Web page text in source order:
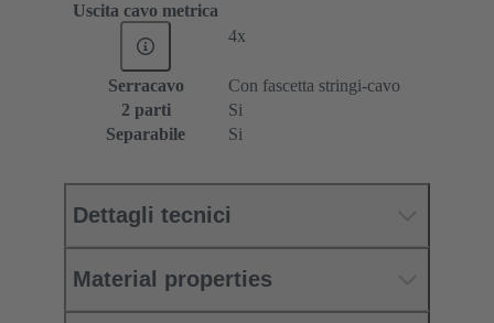
Uscita cavo metrica
4x
Serracavo
Con fascetta stringi-cavo
2 parti
Si
Separabile
Si
Dettagli tecnici
Material properties